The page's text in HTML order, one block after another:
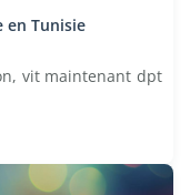
en Tunisie
vit maintenant dpt